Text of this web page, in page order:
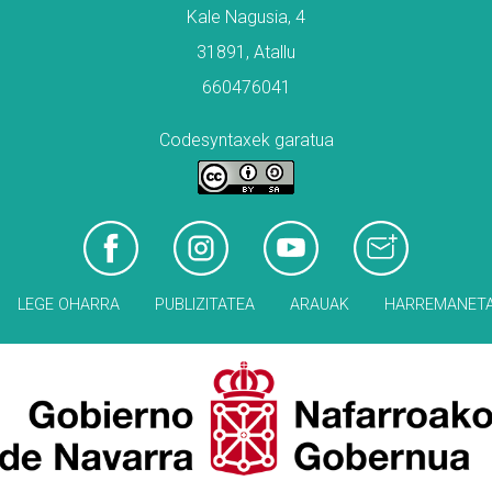
Kale Nagusia, 4
31891, Atallu
660476041
Codesyntaxek garatua
LEGE OHARRA PUBLIZITATEA ARAUAK